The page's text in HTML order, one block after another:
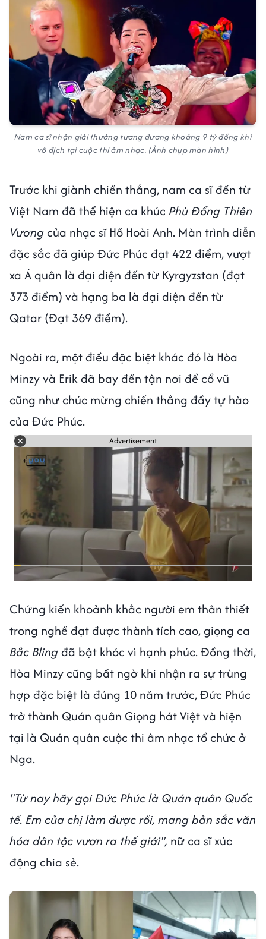
Nam ca sĩ nhận giải thưởng tương đương khoảng 9 tỷ đồng khi
vô địch tại cuộc thi âm nhạc. (Ảnh chụp màn hình)
Trước khi giành chiến thắng, nam ca sĩ đến từ
Việt Nam đã thể hiện ca khúc Phù Đổng Thiên
Vươngcủa nhạc sĩ Hồ Hoài Anh. Màn trình diễn
đặc sắc đã giúp Đức Phúc đạt 422 điểm, vượt
xa Á quân là đại diện đến từ Kyrgyzstan (đạt
373 điểm) và hạng ba là đại diện đến từ
Qatar (Đạt 369 điểm).
Ngoài ra, một điều đặc biệt khác đó là Hòa
Minzy và Erik đã bay đến tận nơi để cổ vũ
cũng như chúc mừng chiến thắng đầy tự hào
của Đức Phúc.
Advertisement
Chứng kiến khoảnh khắc người em thân thiết
trong nghề đạt được thành tích cao, giọng ca
Bắc Blingđã bật khóc vì hạnh phúc. Đồng thời,
Hòa Minzy cũng bất ngờ khi nhận ra sự trùng
hợp đặc biệt là đúng 10 năm trước, Đức Phúc
trở thành Quán quân Giọng hát Việt và hiện
tại là Quán quân cuộc thi âm nhạc tổ chức ở
Nga.
"Từ nay hãy gọi Đức Phúc là Quán quân Quốc
tế. Em của chị làm được rồi, mang bản sắc văn
hóa dân tộc vươn ra thế giới", nữ ca sĩ xúc
động chia sẻ.